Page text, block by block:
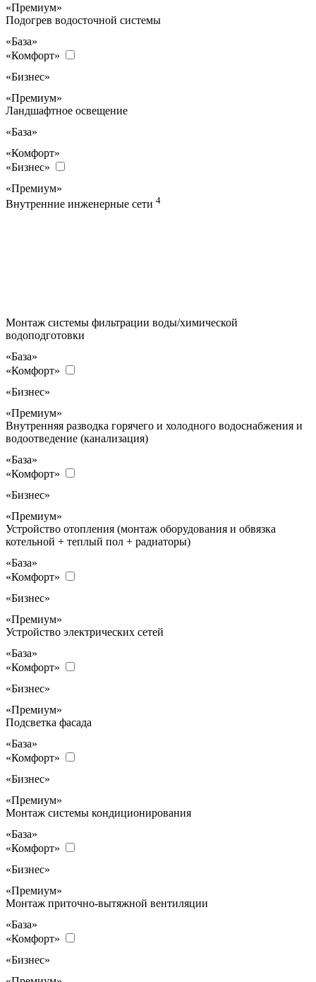
«Премиум»
Подогрев водосточной системы
«База»
«Комфорт»
«Бизнес»
«Премиум»
Ландшафтное освещение
«База»
«Комфорт»
«Бизнес»
«Премиум»
Внутренние инженерные сети 4
Монтаж системы фильтрации воды/химической
водоподготовки
«База»
«Комфорт»
«Бизнес»
«Премиум»
Внутренняя разводка горячего и холодного водоснабжения и
водоотведение (канализация)
«База»
«Комфорт»
«Бизнес»
«Премиум»
Устройство отопления (монтаж оборудования и обвязка
котельной + теплый пол + радиаторы)
«База»
«Комфорт»
«Бизнес»
«Премиум»
Устройство электрических сетей
«База»
«Комфорт»
«Бизнес»
«Премиум»
Подсветка фасада
«База»
«Комфорт»
«Бизнес»
«Премиум»
Монтаж системы кондиционирования
«База»
«Комфорт»
«Бизнес»
«Премиум»
Монтаж приточно-вытяжной вентиляции
«База»
«Комфорт»
«Бизнес»